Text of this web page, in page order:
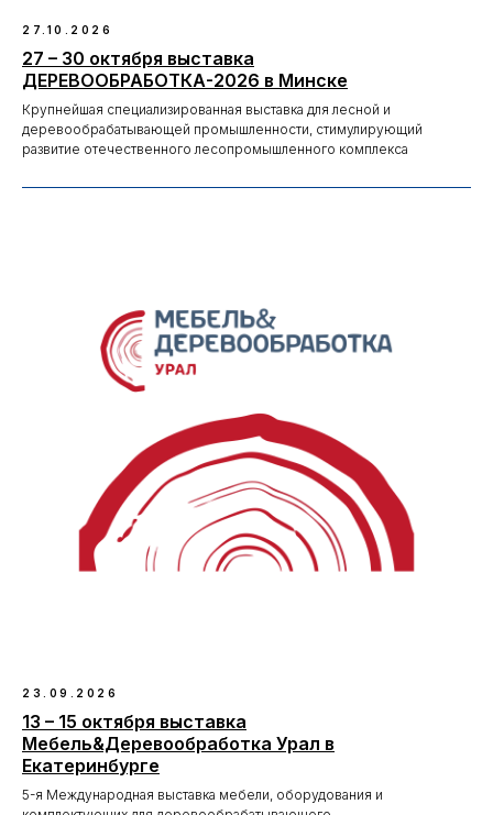
27.10.2026
27 – 30 октября выставка
ДЕРЕВООБРАБОТКА-2026 в Минске
Крупнейшая специализированная выставка для лесной и
деревообрабатывающей промышленности, стимулирующий
развитие отечественного лесопромышленного комплекса
23.09.2026
13 – 15 октября выставка
Мебель&Деревообработка Урал в
Екатеринбурге
5-я Международная выставка мебели, оборудования и